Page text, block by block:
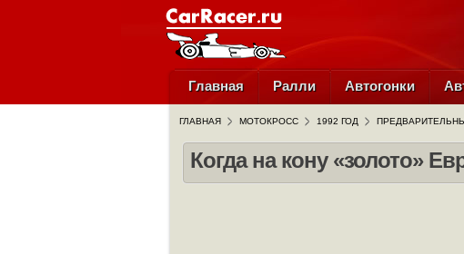
Главная Ралли Автогонки
ГЛАВНАЯ МОТОКРОСС 1992 ГОД
Когда на кону «золото»